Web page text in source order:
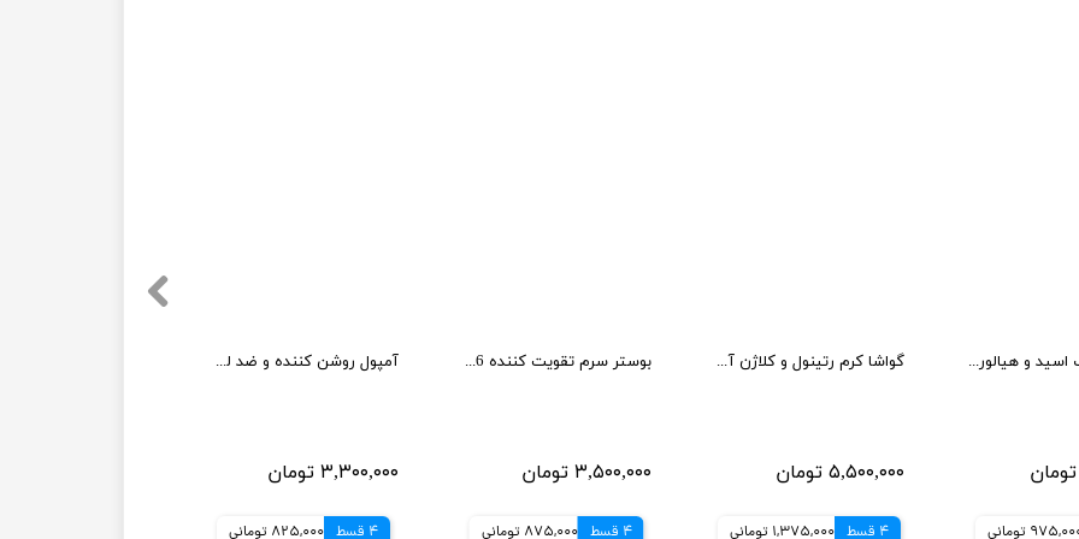
آمپول روشن کننده و ضد لک سنتلا
۳,۳۰۰,۰۰۰ تومان
4 قسط 825,000 تومانی
بوستر سرم تقویت کننده 6 پپتاید کوزارکس
۳,۵۰۰,۰۰۰ تومان
4 قسط 875,000 تومانی
گواشا کرم رتینول و کلاژن آنوا ضد چروک، جوانساز و فرم دهنده 80 میل
۵,۵۰۰,۰۰۰ تومان
4 قسط 1,375,000 تومانی
سرم آزلائیک اسید و هیالورون آنوا Anua تسکین دهنده و آبرسان
تومانی